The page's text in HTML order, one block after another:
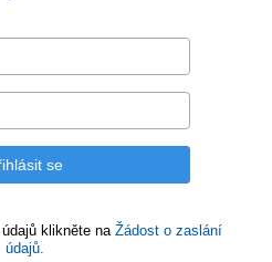
klikněte na Žádost o zaslání
údajů.